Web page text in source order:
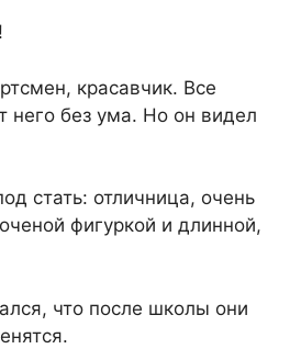
красавчик. Все
него без ума. Но он видел
стать: отличница, очень
фигуркой и длинной,
что после школы они